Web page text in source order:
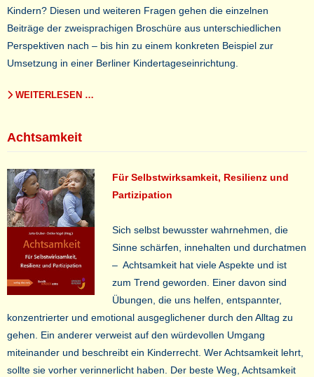
Kindern? Diesen und weiteren Fragen gehen die einzelnen
Beiträge der zweisprachigen Broschüre aus unterschiedlichen
Perspektiven nach – bis hin zu einem konkreten Beispiel zur
Umsetzung in einer Berliner Kindertageseinrichtung.
WEITERLESEN …
Achtsamkeit
Für Selbstwirksamkeit, Resilienz und
Partizipation
Sich selbst bewusster wahrnehmen, die
Sinne schärfen, innehalten und durchatmen
– Achtsamkeit hat viele Aspekte und ist
zum Trend geworden. Einer davon sind
Übungen, die uns helfen, entspannter,
konzentrierter und emotional ausgeglichener durch den Alltag zu
gehen. Ein anderer verweist auf den würdevollen Umgang
miteinander und beschreibt ein Kinderrecht. Wer Achtsamkeit lehrt,
sollte sie vorher verinnerlicht haben. Der beste Weg, Achtsamkeit